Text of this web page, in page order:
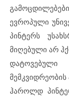
ევროპული
პინტერს
მიღებული არ
ჰაროლდ